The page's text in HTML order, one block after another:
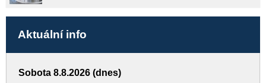
Aktuální info
Sobota 8.8.2026 (dnes)